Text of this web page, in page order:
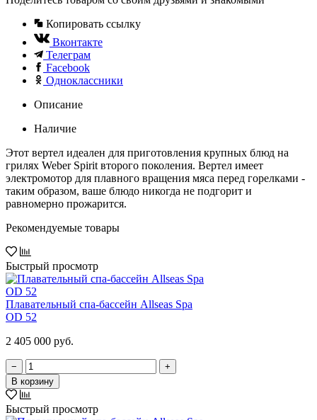
Копировать ссылку
Вконтакте
Телеграм
Facebook
Одноклассники
Описание
Наличие
Этот вертел идеален для приготовления крупных блюд на
грилях Weber Spirit второго поколения. Вертел имеет
электромотор для плавного вращения мяса перед горелками -
таким образом, ваше блюдо никогда не подгорит и
равномерно прожарится.
Рекомендуемые товары
Быстрый просмотр
Плавательный спа-бассейн Allseas Spa
OD 52
2 405 000 руб.
−
+
В корзину
Быстрый просмотр